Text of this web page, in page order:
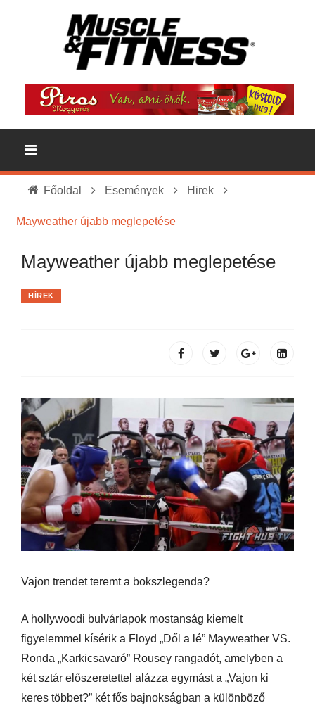
Főoldal Események Hirek
Mayweather újabb meglepetése
Mayweather újabb meglepetése
HÍREK
Vajon trendet teremt a bokszlegenda?
A hollywoodi bulvárlapok mostanság kiemelt
figyelemmel kísérik a Floyd „Dől a lé” Mayweather VS.
Ronda „Karkicsavaró” Rousey rangadót, amelyben a
két sztár előszeretettel alázza egymást a „Vajon ki
keres többet?” két fős bajnokságban a különböző